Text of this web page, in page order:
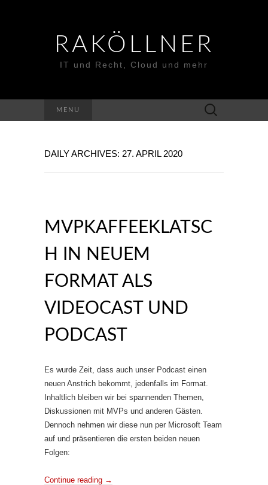
RAKÖLLNER
IT und Recht, Cloud und mehr
MENU
Suchen
nach:
DAILY ARCHIVES: 27. APRIL 2020
MVPKAFFEEKLATSC
H IN NEUEM
FORMAT ALS
VIDEOCAST UND
PODCAST
Es wurde Zeit, dass auch unser Podcast einen
neuen Anstrich bekommt, jedenfalls im Format.
Inhaltlich bleiben wir bei spannenden Themen,
Diskussionen mit MVPs und anderen Gästen.
Dennoch nehmen wir diese nun per Microsoft Team
auf und präsentieren die ersten beiden neuen
Folgen:
Continue reading →